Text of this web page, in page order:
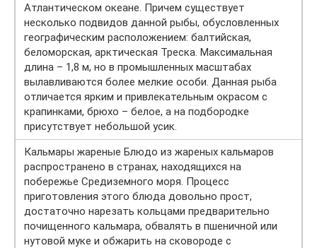
Атлантическом океане. Причем существует
несколько подвидов данной рыбы, обусловленных
географическим расположением: балтийская,
беломорская, арктическая Треска. Максимальная
длина – 1,8 м, но в промышленных масштабах
вылавливаются более мелкие особи. Данная рыба
отличается ярким и привлекательным окрасом с
крапинками, брюхо – белое, а на подбородке
присутствует небольшой усик.
Кальмары жареные Блюдо из жареных кальмаров
распространено в странах, находящихся на
побережье Средиземного моря. Процесс
приготовления этого блюда довольно прост,
достаточно нарезать кольцами предварительно
почищенного кальмара, обвалять в пшеничной или
нутовой муке и обжарить на сковороде с